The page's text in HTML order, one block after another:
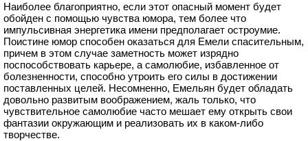
Наиболее благоприятно, если этот опасный момент будет
обойден с помощью чувства юмора, тем более что
импульсивная энергетика имени предполагает остроумие.
Поистине юмор способен оказаться для Емели спасительным,
причем в этом случае заметность может изрядно
поспособствовать карьере, а самолюбие, избавленное от
болезненности, способно утроить его силы в достижении
поставленных целей. Несомненно, Емельян будет обладать
довольно развитым воображением, жаль только, что
чувствительное самолюбие часто мешает ему открыть свои
фантазии окружающим и реализовать их в каком-либо
творчестве.